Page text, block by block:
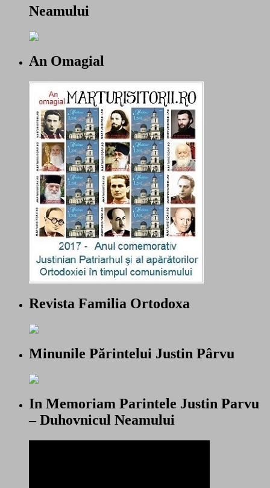
Neamului
An Omagial
Revista Familia Ortodoxa
Minunile Părintelui Justin Pârvu
In Memoriam Parintele Justin Parvu
– Duhovnicul Neamului